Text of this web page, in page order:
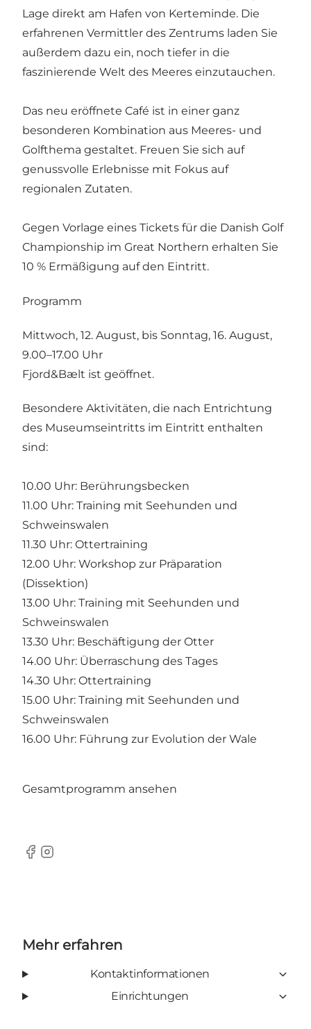
Lage direkt am Hafen von Kerteminde. Die
erfahrenen Vermittler des Zentrums laden Sie
außerdem dazu ein, noch tiefer in die
faszinierende Welt des Meeres einzutauchen.
Das neu eröffnete Café ist in einer ganz
besonderen Kombination aus Meeres- und
Golfthema gestaltet. Freuen Sie sich auf
genussvolle Erlebnisse mit Fokus auf
regionalen Zutaten.
Gegen Vorlage eines Tickets für die Danish Golf
Championship im Great Northern erhalten Sie
10 % Ermäßigung auf den Eintritt.
Programm
Mittwoch, 12. August, bis Sonntag, 16. August,
9.00–17.00 Uhr
Fjord&Bælt ist geöffnet.
Besondere Aktivitäten, die nach Entrichtung
des Museumseintritts im Eintritt enthalten
sind:
10.00 Uhr: Berührungsbecken
11.00 Uhr: Training mit Seehunden und
Schweinswalen
11.30 Uhr: Ottertraining
12.00 Uhr: Workshop zur Präparation
(Dissektion)
13.00 Uhr: Training mit Seehunden und
Schweinswalen
13.30 Uhr: Beschäftigung der Otter
14.00 Uhr: Überraschung des Tages
14.30 Uhr: Ottertraining
15.00 Uhr: Training mit Seehunden und
Schweinswalen
16.00 Uhr: Führung zur Evolution der Wale
Gesamtprogramm ansehen
Facebook
Instagram
Mehr erfahren
Kontaktinformationen
Einrichtungen